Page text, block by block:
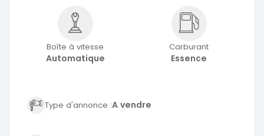
Boîte à vitesse
Automatique
Carburant
Essence
Type d'annonce :A vendre